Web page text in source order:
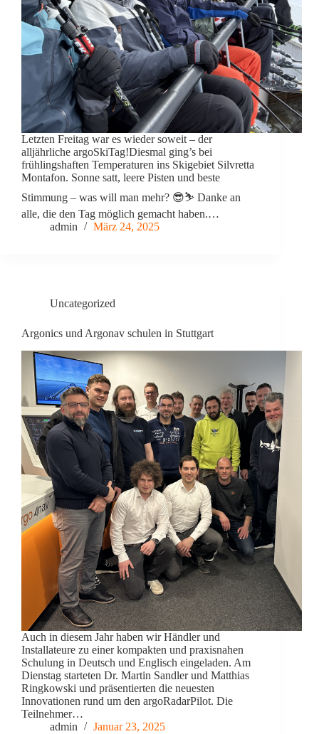
Letzten Freitag war es wieder soweit – der
alljährliche argoSkiTag!Diesmal ging’s bei
frühlingshaften Temperaturen ins Skigebiet Silvretta
Montafon. Sonne satt, leere Pisten und beste
Stimmung – was will man mehr? 😎⛷️ Danke an
alle, die den Tag möglich gemacht haben.…
admin
März 24, 2025
Uncategorized
Argonics und Argonav schulen in Stuttgart
Auch in diesem Jahr haben wir Händler und
Installateure zu einer kompakten und praxisnahen
Schulung in Deutsch und Englisch eingeladen. Am
Dienstag starteten Dr. Martin Sandler und Matthias
Ringkowski und präsentierten die neuesten
Innovationen rund um den argoRadarPilot. Die
Teilnehmer…
admin
Januar 23, 2025